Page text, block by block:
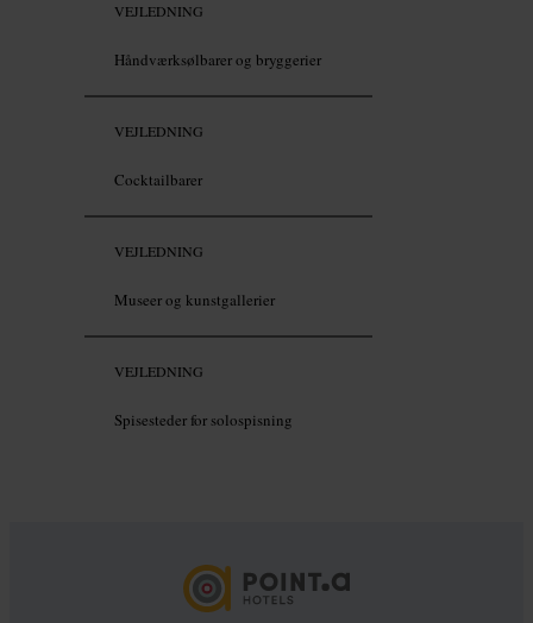
VEJLEDNING
Håndværksølbarer og bryggerier
VEJLEDNING
Cocktailbarer
VEJLEDNING
Museer og kunstgallerier
VEJLEDNING
Spisesteder for solospisning